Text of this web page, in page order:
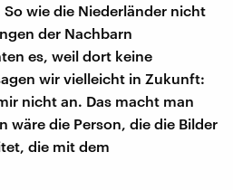
wie die Niederländer nicht
der Nachbarn
es, weil dort keine
wir vielleicht in Zukunft:
nicht an. Das macht man
wäre die Person, die die Bilder
die mit dem